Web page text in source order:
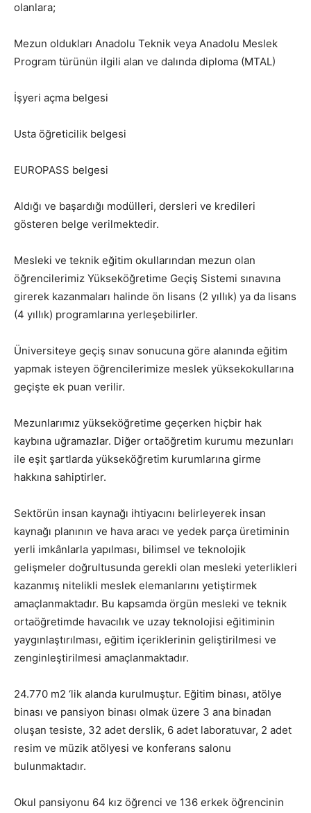
olanlara;
Mezun oldukları Anadolu Teknik veya Anadolu Meslek
Program türünün ilgili alan ve dalında diploma (MTAL)
İşyeri açma belgesi
Usta öğreticilik belgesi
EUROPASS belgesi
Aldığı ve başardığı modülleri, dersleri ve kredileri
gösteren belge verilmektedir.
Mesleki ve teknik eğitim okullarından mezun olan
öğrencilerimiz Yükseköğretime Geçiş Sistemi sınavına
girerek kazanmaları halinde ön lisans (2 yıllık) ya da lisans
(4 yıllık) programlarına yerleşebilirler.
Üniversiteye geçiş sınav sonucuna göre alanında eğitim
yapmak isteyen öğrencilerimize meslek yüksekokullarına
geçişte ek puan verilir.
Mezunlarımız yükseköğretime geçerken hiçbir hak
kaybına uğramazlar. Diğer ortaöğretim kurumu mezunları
ile eşit şartlarda yükseköğretim kurumlarına girme
hakkına sahiptirler.
Sektörün insan kaynağı ihtiyacını belirleyerek insan
kaynağı planının ve hava aracı ve yedek parça üretiminin
yerli imkânlarla yapılması, bilimsel ve teknolojik
gelişmeler doğrultusunda gerekli olan mesleki yeterlikleri
kazanmış nitelikli meslek elemanlarını yetiştirmek
amaçlanmaktadır. Bu kapsamda örgün mesleki ve teknik
ortaöğretimde havacılık ve uzay teknolojisi eğitiminin
yaygınlaştırılması, eğitim içeriklerinin geliştirilmesi ve
zenginleştirilmesi amaçlanmaktadır.
24.770 m2 ‘lik alanda kurulmuştur. Eğitim binası, atölye
binası ve pansiyon binası olmak üzere 3 ana binadan
oluşan tesiste, 32 adet derslik, 6 adet laboratuvar, 2 adet
resim ve müzik atölyesi ve konferans salonu
bulunmaktadır.
Okul pansiyonu 64 kız öğrenci ve 136 erkek öğrencinin